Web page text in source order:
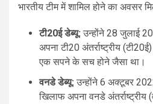
भारतीय टीम में शामिल होने का अवसर
टी20ई डेब्यू: उन्होंने 28 जुलाई
अपना टी20 अंतर्राष्ट्रीय
एक सपने के सच होने जैसा था।
वनडे डेब्यू: उन्होंने 6 अक्टूबर
खिलाफ अपना वनडे अंतर्राष्ट्रीय